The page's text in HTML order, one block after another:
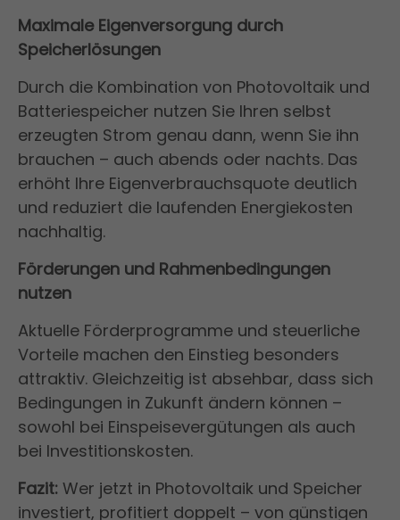
Maximale Eigenversorgung durch
Speicherlösungen
Durch die Kombination von Photovoltaik und
Batteriespeicher nutzen Sie Ihren selbst
erzeugten Strom genau dann, wenn Sie ihn
brauchen – auch abends oder nachts. Das
erhöht Ihre Eigenverbrauchsquote deutlich
und reduziert die laufenden Energiekosten
nachhaltig.
Förderungen und Rahmenbedingungen
nutzen
Aktuelle Förderprogramme und steuerliche
Vorteile machen den Einstieg besonders
attraktiv. Gleichzeitig ist absehbar, dass sich
Bedingungen in Zukunft ändern können –
sowohl bei Einspeisevergütungen als auch
bei Investitionskosten.
Fazit: Wer jetzt in Photovoltaik und Speicher
investiert, profitiert doppelt – von günstigen